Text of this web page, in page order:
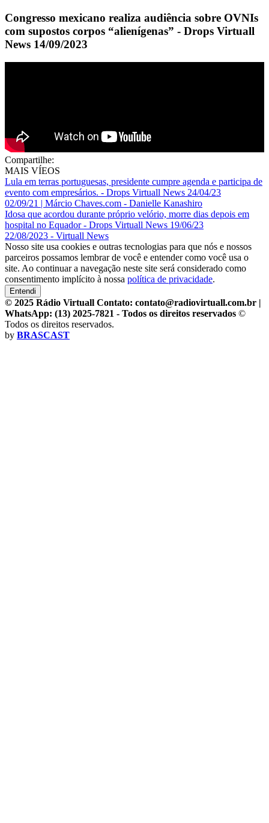
Congresso mexicano realiza audiência sobre OVNIs
com supostos corpos “alienígenas” - Drops Virtuall
News 14/09/2023
Compartilhe:
MAIS VÍEOS
Lula em terras portuguesas, presidente cumpre agenda e participa de
evento com empresários. - Drops Virtuall News 24/04/23
02/09/21 | Márcio Chaves.com - Danielle Kanashiro
Idosa que acordou durante próprio velório, morre dias depois em
hospital no Equador - Drops Virtuall News 19/06/23
22/08/2023 - Virtuall News
Nosso site usa cookies e outras tecnologias para que nós e nossos
parceiros possamos lembrar de você e entender como você usa o
site. Ao continuar a navegação neste site será considerado como
consentimento implícito à nossa política de privacidade.
Entendi
© 2025 Rádio Virtuall Contato: contato@radiovirtuall.com.br |
WhatsApp: (13) 2025-7821 - Todos os direitos reservados ©
Todos os direitos reservados.
by BRASCAST